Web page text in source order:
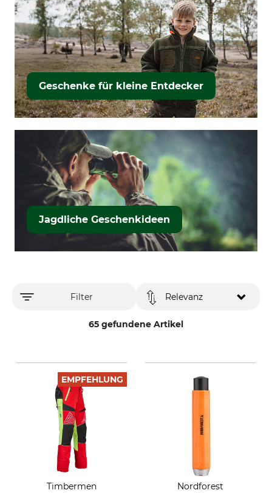
Geschenke für kleine Entdecker
Jagdliche Geschenkideen
Filter
65 gefundene Artikel
Relevanz
EMPFEHLUNG
Timbermen
Nordforest